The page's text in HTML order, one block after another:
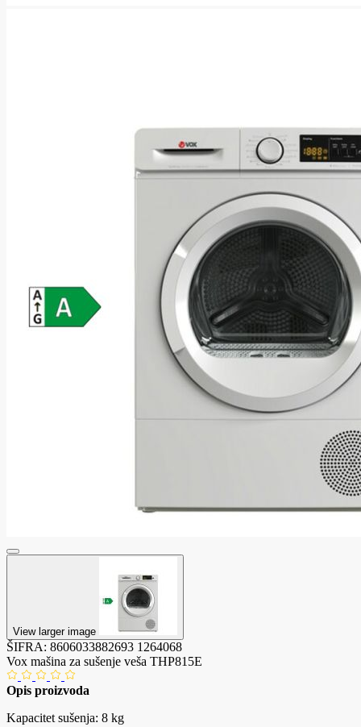
View larger image
ŠIFRA: 8606033882693 1264068
Vox mašina za sušenje veša THP815E
Opis proizvoda
Kapacitet sušenja: 8 kg